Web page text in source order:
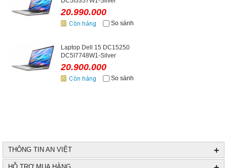
20.990.000
So sánh
Laptop Dell 15 DC15250
DC5I7748W1-Silver
20.900.000
So sánh
THÔNG TIN AN VIỆT +